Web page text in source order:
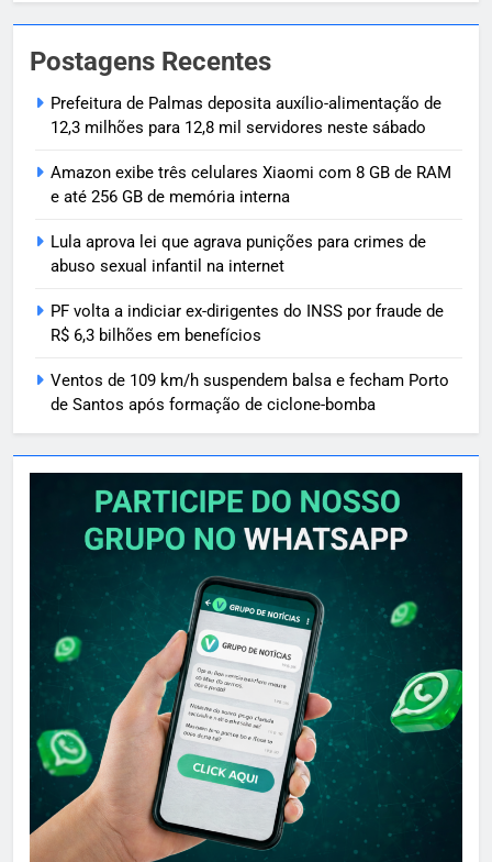
Postagens Recentes
Prefeitura de Palmas deposita auxílio-alimentação de
12,3 milhões para 12,8 mil servidores neste sábado
Amazon exibe três celulares Xiaomi com 8 GB de RAM
e até 256 GB de memória interna
Lula aprova lei que agrava punições para crimes de
abuso sexual infantil na internet
PF volta a indiciar ex-dirigentes do INSS por fraude de
R$ 6,3 bilhões em benefícios
Ventos de 109 km/h suspendem balsa e fecham Porto
de Santos após formação de ciclone-bomba